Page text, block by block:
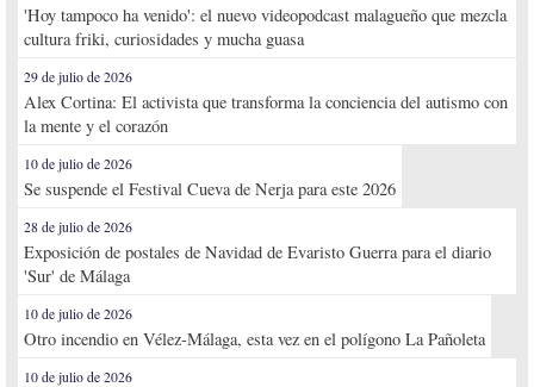
'Hoy tampoco ha venido': el nuevo videopodcast malagueño que mezcla
cultura friki, curiosidades y mucha guasa
29 de julio de 2026
Alex Cortina: El activista que transforma la conciencia del autismo con
la mente y el corazón
10 de julio de 2026
Se suspende el Festival Cueva de Nerja para este 2026
28 de julio de 2026
Exposición de postales de Navidad de Evaristo Guerra para el diario
'Sur' de Málaga
10 de julio de 2026
Otro incendio en Vélez-Málaga, esta vez en el polígono La Pañoleta
10 de julio de 2026